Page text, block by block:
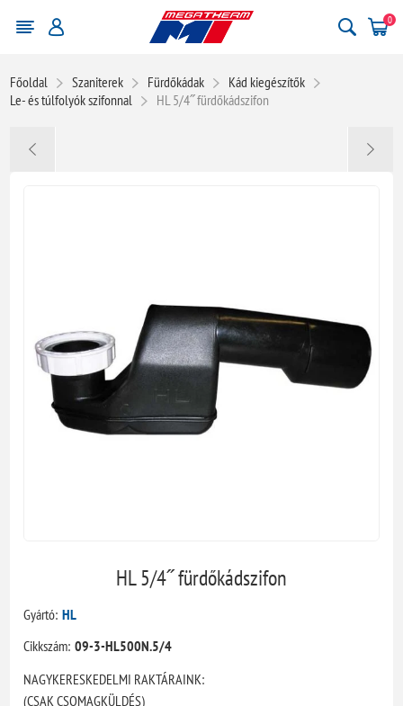
0
Főoldal Szaniterek Fürdőkádak
Kád kiegészítők
Le- és túlfolyók szifonnal
HL 5/4˝ fürdőkádszifon
HL 5/4˝ fürdőkádszifon
Gyártó: HL
Cikkszám: 09-3-HL500N.5/4
NAGYKERESKEDELMI RAKTÁRAINK:
(CSAK CSOMAGKÜLDÉS)